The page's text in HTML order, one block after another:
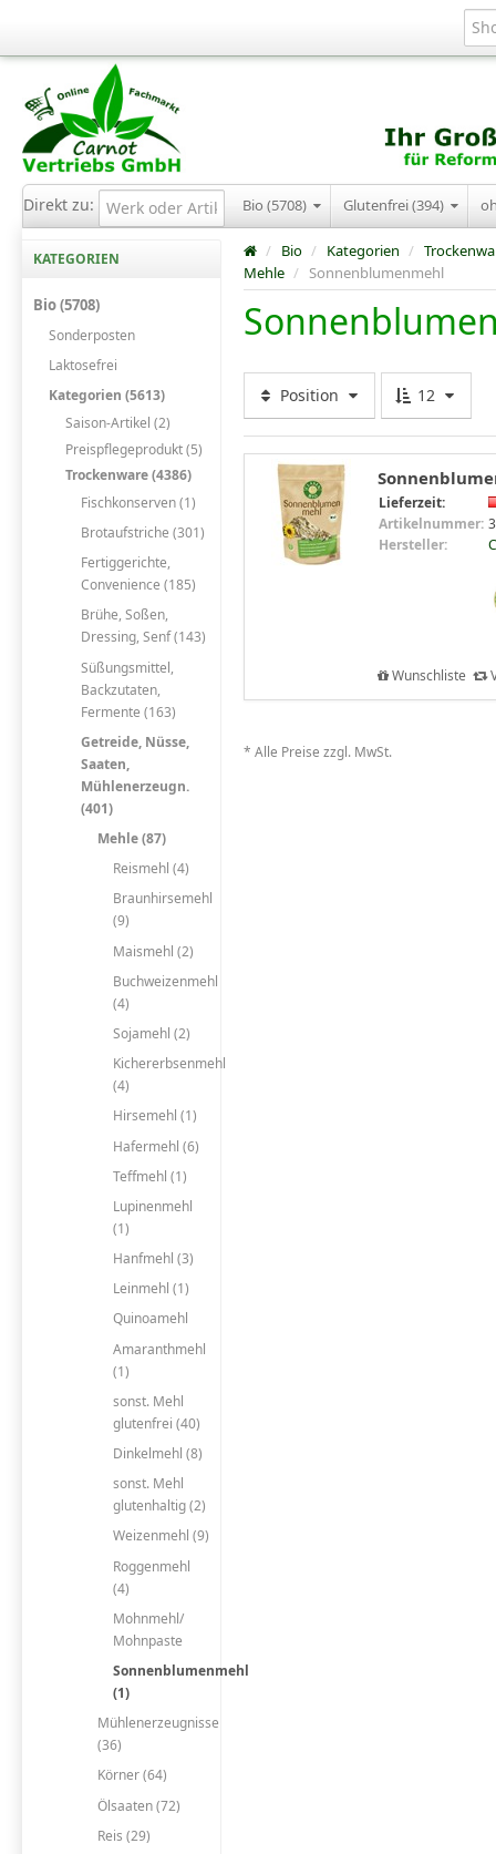
Direkt zu: Bio (5708) Glutenfrei (394)
KATEGORIEN
Bio (5708)
Sonderposten
Laktosefrei
Kategorien (5613)
Saison-Artikel (2)
Preispflegeprodukt (5)
Trockenware (4386)
Fischkonserven (1)
Brotaufstriche (301)
Fertiggerichte,
Convenience (185)
Brühe, Soßen,
Dressing, Senf (143)
Süßungsmittel,
Backzutaten,
Fermente (163)
Getreide, Nüsse,
Saaten,
Mühlenerzeugn.
(401)
Mehle (87)
Reismehl (4)
Braunhirsemehl
(9)
Maismehl (2)
Buchweizenmehl
(4)
Sojamehl (2)
Kichererbsenmehl
(4)
Hirsemehl (1)
Hafermehl (6)
Teffmehl (1)
Lupinenmehl
(1)
Hanfmehl (3)
Leinmehl (1)
Quinoamehl
Amaranthmehl
(1)
sonst. Mehl
glutenfrei (40)
Dinkelmehl (8)
sonst. Mehl
glutenhaltig (2)
Weizenmehl (9)
Roggenmehl
(4)
Mohnmehl/
Mohnpaste
Sonnenblumenmehl
(1)
Mühlenerzeugnisse
(36)
Körner (64)
Ölsaaten (72)
Reis (29)
/ Bio / Kategorien /
Mehle / Sonnenblumenmehl
Position 12
Lieferzeit:
Artikelnummer:
Hersteller:
Wunschliste
* Alle Preise zzgl. MwSt.